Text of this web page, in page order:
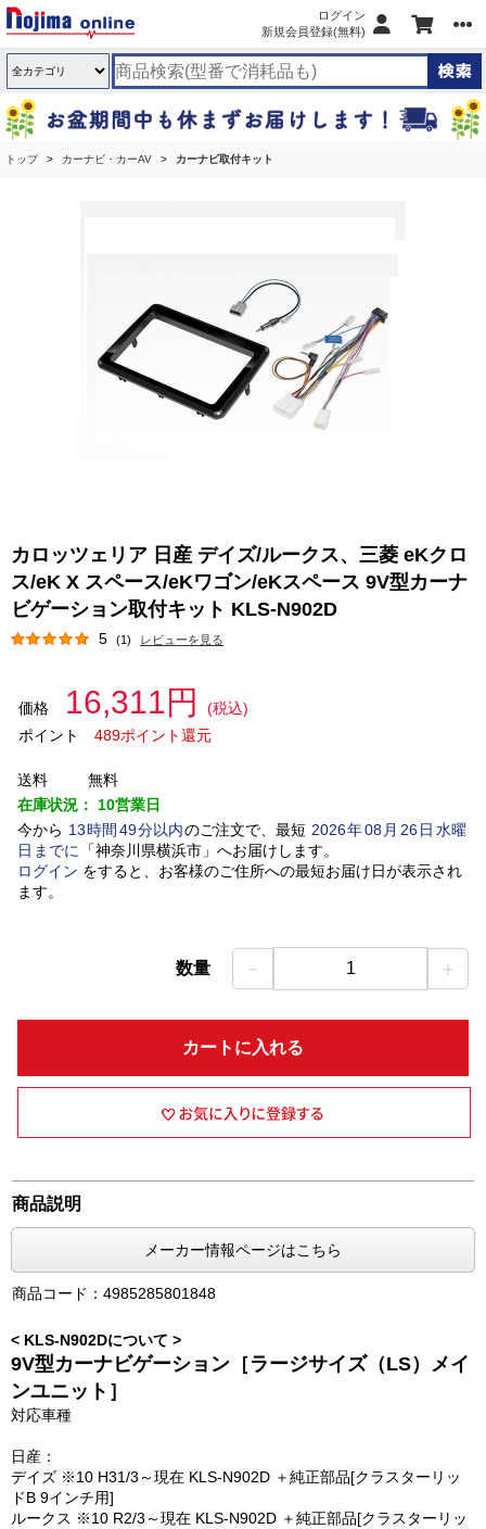
ログイン
新規会員登録(無料)
トップ カーナビ・カーAV カーナビ取付キット
カロッツェリア 日産 デイズ/ルークス、三菱 eKクロ
ス/eK X スペース/eKワゴン/eKスペース 9V型カーナ
ビゲーション取付キット KLS-N902D
5 (1) レビューを見る
価格 16,311円
(税込)
ポイント
489ポイント還元
送料
無料
在庫状況： 10営業日
今から 13時間 49分以内のご注文で、最短 2026年08 月 26日水曜
日 までに 「神奈川県横浜市」 へお届けします。
ログイン をすると、お客様のご住所への最短お届け日が表示され
ます。
数量 － 1 ＋
カートに入れる
商品説明
メーカー情報ページはこちら
商品コード：4985285801848
< KLS-N902Dについて >
9V型カーナビゲーション［ラージサイズ（LS）メイ
ンユニット］
対応車種
日産：
デイズ ※10 H31/3～現在 KLS-N902D ＋純正部品[クラスターリッ
ドB 9インチ用]
ルークス ※10 R2/3～現在 KLS-N902D ＋純正部品[クラスターリッ